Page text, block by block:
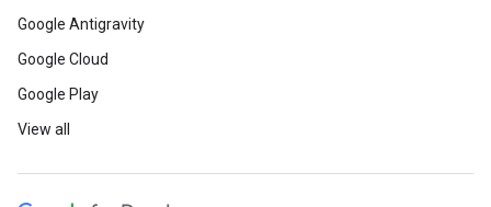
Google Antigravity
Google Cloud
Google Play
View all